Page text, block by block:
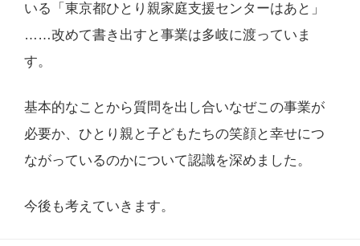
いる「東京都ひとり親家庭支援センターはあと」
……改めて書き出すと事業は多岐に渡っていま
す。
基本的なことから質問を出し合いなぜこの事業が
必要か、ひとり親と子どもたちの笑顔と幸せにつ
ながっているのかについて認識を深めました。
今後も考えていきます。